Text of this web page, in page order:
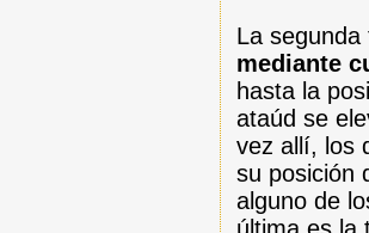
La
mediante
hasta la
ataúd se
vez allí, los
su posición
alguno de